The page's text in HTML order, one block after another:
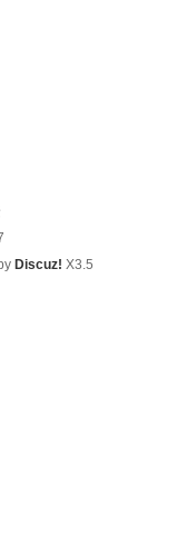
Discuz! X3.5